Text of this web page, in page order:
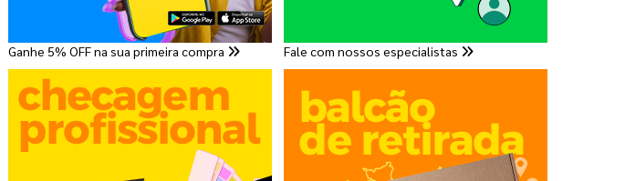
Ganhe 5% OFF na sua primeira compra Fale com nossos especialistas